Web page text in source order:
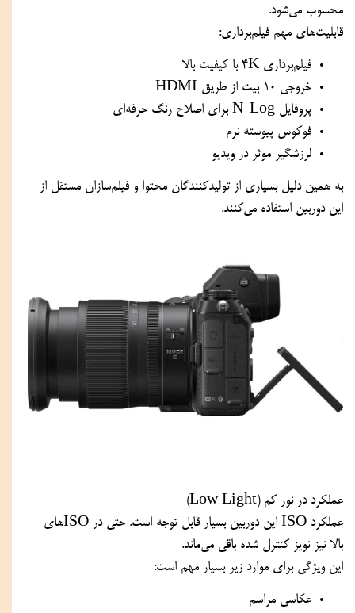
محسوب می‌شود.
قابلیت‌های مهم فیلم‌برداری:
فیلم‌برداری 4K با کیفیت بالا
خروجی 10 بیت از طریق HDMI
پروفایل N-Log برای اصلاح رنگ حرفه‌ای
فوکوس پیوسته نرم
لرزشگیر موثر در ویدیو
به همین دلیل بسیاری از تولیدکنندگان محتوا و فیلم‌سازان مستقل از
این دوربین استفاده می‌کنند.
عملکرد در نور کم (Low Light)
عملکرد ISO این دوربین بسیار قابل توجه است. حتی در ISOهای
بالا نیز نویز کنترل شده باقی می‌ماند.
این ویژگی برای موارد زیر بسیار مهم است:
عکاسی مراسم